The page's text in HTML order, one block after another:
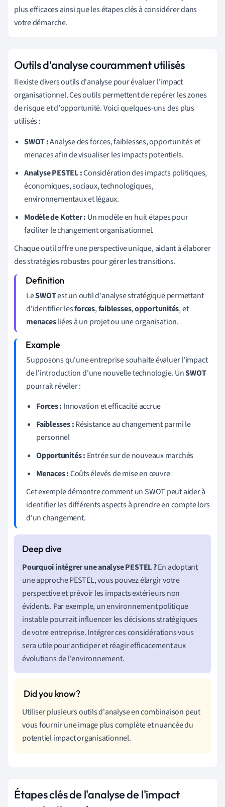
plus efficaces ainsi que les étapes clés à considérer dans
votre démarche.
Outils d'analyse couramment utilisés
Il existe divers outils d'analyse pour évaluer l'impact
organisationnel. Ces outils permettent de repérer les zones
de risque et d'opportunité. Voici quelques-uns des plus
utilisés :
SWOT :Analyse des forces, faiblesses, opportunités et
menaces afin de visualiser les impacts potentiels.
Analyse PESTEL :Considération des impacts politiques,
économiques, sociaux, technologiques,
environnementaux et légaux.
Modèle de Kotter : Un modèle en huit étapes pour
faciliter le changement organisationnel.
Chaque outil offre une perspective unique, aidant à élaborer
des stratégies robustes pour gérer les transitions.
LeSWOTest un outil d'analyse stratégique permettant
d'identifier lesforces,faiblesses,opportunités, et
menacesliées à un projet ou une organisation.
Supposons qu'une entreprise souhaite évaluer l'impact
de l'introduction d'une nouvelle technologie. UnSWOT
pourrait révéler :
Forces : Innovation et efficacité accrue
Faiblesses :Résistance au changement parmi le
personnel
Opportunités : Entrée sur de nouveaux marchés
Menaces :Coûts élevés de mise en œuvre
Cet exemple démontre comment un SWOT peut aider à
identifier les différents aspects à prendre en compte lors
d'un changement.
Pourquoi intégrer une analyse PESTEL ?En adoptant
une approche PESTEL, vous pouvez élargir votre
perspective et prévoir les impacts extérieurs non
évidents. Par exemple, un environnement politique
instable pourrait influencer les décisions stratégiques
de votre entreprise. Intégrer ces considérations vous
sera utile pour anticiper et réagir efficacement aux
évolutions de l'environnement.
Utiliser plusieurs outils d'analyse en combinaison peut
vous fournir une image plus complète et nuancée du
potentiel impact organisationnel.
Étapes clés de l'analyse de l'impact